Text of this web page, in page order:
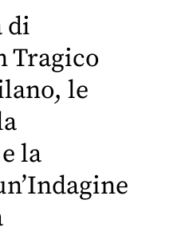
di
Tragico
le
la